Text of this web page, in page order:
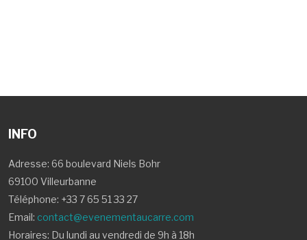
INFO
Adresse: 66 boulevard Niels Bohr
69100 Villeurbanne
Téléphone: +33 7 65 51 33 27
Email: contact@evenementaucarre.com
Horaires: Du lundi au vendredi de 9h à 18h